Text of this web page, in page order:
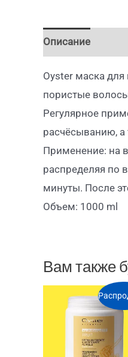
Описание
Oyster маска для
пористые
Регулярное
расчёсыванию,
Применение: на
распределяя по
минуты. После
Объем: 1000 ml
Вам также